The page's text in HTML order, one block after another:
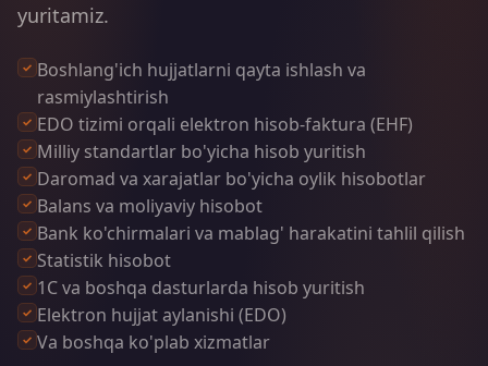
yuritamiz.
Boshlang'ich hujjatlarni qayta ishlash va
rasmiylashtirish
EDO tizimi orqali elektron hisob-faktura (EHF)
Milliy standartlar bo'yicha hisob yuritish
Daromad va xarajatlar bo'yicha oylik hisobotlar
Balans va moliyaviy hisobot
Bank ko'chirmalari va mablag' harakatini tahlil qilish
Statistik hisobot
1C va boshqa dasturlarda hisob yuritish
Elektron hujjat aylanishi (EDO)
Va boshqa ko'plab xizmatlar